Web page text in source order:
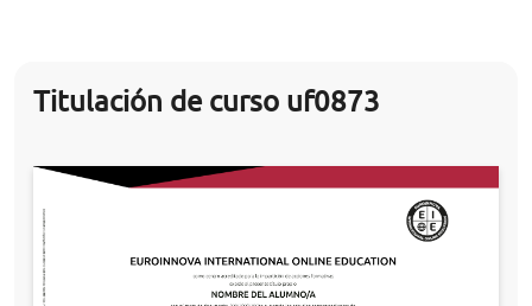
Titulación de curso uf0873